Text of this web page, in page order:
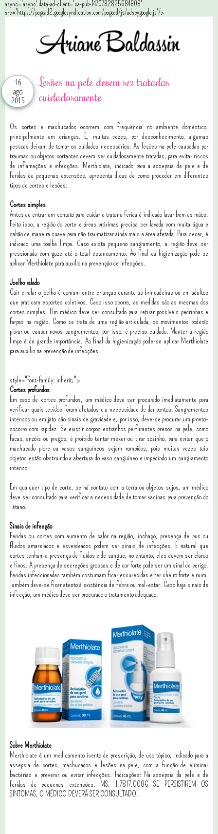
async='async' data-ad-client='ca-pub-1470782825684808'
src='https://pagead2.googlesyndication.com/pagead/js/adsbygoogle.js'/>
16
ago
2015
Lesões na pele devem ser tratadas
cuidadosamente
Os cortes e machucados ocorrem com frequência no ambiente doméstico,
principalmente em crianças. E, muitas vezes, por desconhecimento, algumas
pessoas deixam de tomar os cuidados necessários. As lesões na pele causadas por
traumas ou objetos cortantes devem ser cuidadosamente tratadas, para evitar riscos
de inflamações e infecções. Merthiolate, indicado para a assepsia de pele e de
feridas de pequenas extensões, apresenta dicas de como proceder em diferentes
tipos de cortes e lesões:
Cortes simples
Antes de entrar em contato para cuidar e tratar a ferida é indicado lavar bem as mãos.
Feito isso, a região do corte e áreas próximas precisa ser lavada com muita água e
sabão de maneira suave para não traumatizar ainda mais a área afetada. Para secar, é
indicado uma toalha limpa. Caso exista pequeno sangramento, a região deve ser
pressionada com gaze até o total estancamento. Ao final da higienização pode-se
aplicar Merthiolate para auxilio na prevenção de infecções.
Joelho ralado
Cair e ralar o joelho é comum entre crianças durante as brincadeiras ou em adultos
que praticam esportes coletivos. Caso isso ocorra, as medidas são as mesmas dos
cortes simples. Um médico deve ser consultado para retirar possíveis pedrinhas e
farpas na região. Como se trata de uma região articulada, os movimentos poderão
piorar ou causar novos sangramentos, por isso, é preciso cuidado. Manter a região
limpa é de grande importância. Ao final da higienização pode-se aplicar Merthiolate
para auxilio na prevenção de infecções.
style="font-family: inherit;">
Cortes profundos
Em caso de cortes profundos, um médico deve ser procurado imediatamente para
verificar quais tecidos foram afetados e a necessidade de dar pontos. Sangramentos
intensos ou em jato são sinais de gravidade e, por isso, deve-se procurar um pronto-
socorro com rapidez. Se existir corpos estranhos perfurantes presos na pele, como
facas, anzóis ou pregos, é proibido tentar mexer ou tirar sozinho, para evitar que o
machucado piore ou vasos sanguíneos sejam rompidos, pois muitas vezes tais
objetos estão obstruindo a abertura do vaso sanguíneo e impedindo um sangramento
intenso.
Em qualquer tipo de corte, se há contato com a terra ou objetos sujos, um médico
deve ser consultado para verificar a necessidade de tomar vacinas para prevenção do
Tétano.
Sinais de infecção
Feridas ou cortes com aumento de calor na região, inchaço, presença de pus ou
fluidos amarelados e esverdeados podem ser sinais de infecções. É natural que
cortes tenham a presença de fluídos e de sangue, no entanto, eles devem ser claros
e finos. A presença de secreções grossas e de cor forte pode ser um sinal de perigo.
Feridas infeccionadas também costumam ficar escurecidas e ter cheiro forte e ruim.
Também deve-se ficar atento à existência de febre ou mal-estar. Caso haja sinais de
infecção, um médico deve ser procurado o tratamento adequado.
Sobre Merthiolate
Merthiolate é um medicamento isento de prescrição, de uso tópico, indicado para a
assepsia de cortes, machucados e lesões na pele, com a função de eliminar
bactérias e prevenir ou evitar infecções. Indicações: Na assepsia da pele e de
feridas de pequenas extensões. MS: 1.7817.0086 SE PERSISTIREM OS
SINTOMAS, O MÉDICO DEVERÁ SER CONSULTADO.